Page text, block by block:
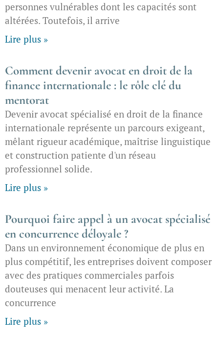
personnes vulnérables dont les capacités sont
altérées. Toutefois, il arrive
Lire plus »
Comment devenir avocat en droit de la
finance internationale : le rôle clé du
mentorat
Devenir avocat spécialisé en droit de la finance
internationale représente un parcours exigeant,
mêlant rigueur académique, maîtrise linguistique
et construction patiente d'un réseau
professionnel solide.
Lire plus »
Pourquoi faire appel à un avocat spécialisé
en concurrence déloyale ?
Dans un environnement économique de plus en
plus compétitif, les entreprises doivent composer
avec des pratiques commerciales parfois
douteuses qui menacent leur activité. La
concurrence
Lire plus »